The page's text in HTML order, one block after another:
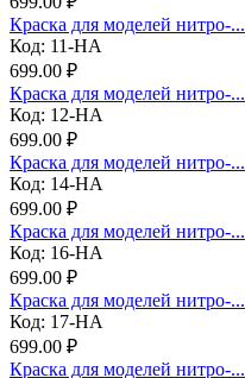
Краска для моделей нитро-...
Код: 11-НА
699.00 ₽
Краска для моделей нитро-...
Код: 12-НА
699.00 ₽
Краска для моделей нитро-...
Код: 14-НА
699.00 ₽
Краска для моделей нитро-...
Код: 16-НА
699.00 ₽
Краска для моделей нитро-...
Код: 17-НА
699.00 ₽
Краска для моделей нитро-...